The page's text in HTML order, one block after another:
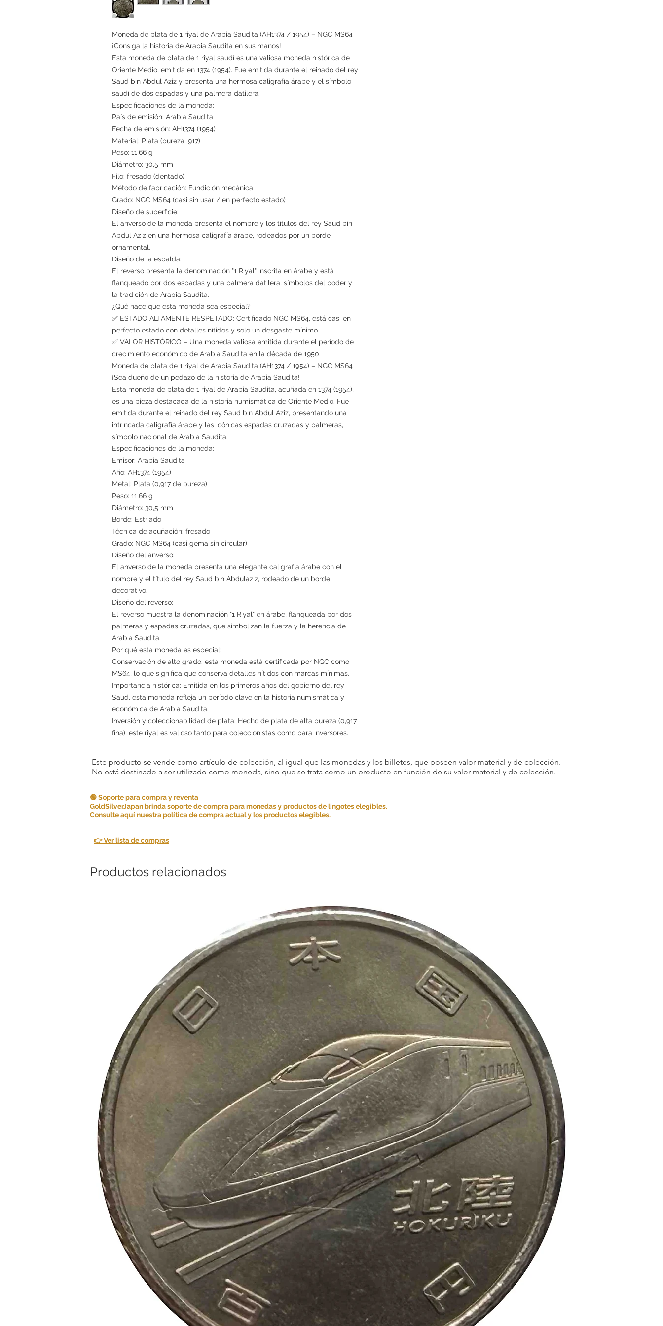
Moneda de plata de 1 riyal de Arabia Saudita (AH1374 / 1954) – NGC MS64
¡Consiga la historia de Arabia Saudita en sus manos!
Esta moneda de plata de 1 riyal saudí es una valiosa moneda histórica de
Oriente Medio, emitida en 1374 (1954). Fue emitida durante el reinado del rey
Saud bin Abdul Aziz y presenta una hermosa caligrafía árabe y el símbolo
saudí de dos espadas y una palmera datilera.
Especificaciones de la moneda:
País de emisión: Arabia Saudita
Fecha de emisión: AH1374 (1954)
Material: Plata (pureza .917)
Peso: 11,66 g
Diámetro: 30,5 mm
Filo: fresado (dentado)
Método de fabricación: Fundición mecánica
Grado: NGC MS64 (casi sin usar / en perfecto estado)
Diseño de superficie:
El anverso de la moneda presenta el nombre y los títulos del rey Saud bin
Abdul Aziz en una hermosa caligrafía árabe, rodeados por un borde
ornamental.
Diseño de la espalda:
El reverso presenta la denominación "1 Riyal" inscrita en árabe y está
flanqueado por dos espadas y una palmera datilera, símbolos del poder y
la tradición de Arabia Saudita.
¿Qué hace que esta moneda sea especial?
✅ ESTADO ALTAMENTE RESPETADO: Certificado NGC MS64, está casi en
perfecto estado con detalles nítidos y solo un desgaste mínimo.
✅ VALOR HISTÓRICO – Una moneda valiosa emitida durante el período de
crecimiento económico de Arabia Saudita en la década de 1950.
Moneda de plata de 1 riyal de Arabia Saudita (AH1374 / 1954) – NGC MS64
¡Sea dueño de un pedazo de la historia de Arabia Saudita!
Esta moneda de plata de 1 riyal de Arabia Saudita, acuñada en 1374 (1954),
es una pieza destacada de la historia numismática de Oriente Medio. Fue
emitida durante el reinado del rey Saud bin Abdul Aziz, presentando una
intrincada caligrafía árabe y las icónicas espadas cruzadas y palmeras,
símbolo nacional de Arabia Saudita.
Especificaciones de la moneda:
Emisor: Arabia Saudita
Año: AH1374 (1954)
Metal: Plata (0,917 de pureza)
Peso: 11,66 g
Diámetro: 30,5 mm
Borde: Estriado
Técnica de acuñación: fresado
Grado: NGC MS64 (casi gema sin circular)
Diseño del anverso:
El anverso de la moneda presenta una elegante caligrafía árabe con el
nombre y el título del rey Saud bin Abdulaziz, rodeado de un borde
decorativo.
Diseño del reverso:
El reverso muestra la denominación "1 Riyal" en árabe, flanqueada por dos
palmeras y espadas cruzadas, que simbolizan la fuerza y la herencia de
Arabia Saudita.
Por qué esta moneda es especial:
Conservación de alto grado: esta moneda está certificada por NGC como
MS64, lo que significa que conserva detalles nítidos con marcas mínimas.
Importancia histórica: Emitida en los primeros años del gobierno del rey
Saud, esta moneda refleja un período clave en la historia numismática y
económica de Arabia Saudita.
Inversión y coleccionabilidad de plata: Hecho de plata de alta pureza (0,917
fina), este riyal es valioso tanto para coleccionistas como para inversores.
Este producto se vende como artículo de colección, al igual que las monedas y los billetes, que poseen valor material y de colección.
No está destinado a ser utilizado como moneda, sino que se trata como un producto en función de su valor material y de colección.
🟢 Soporte para compra y reventa
GoldSilverJapan brinda soporte de compra para monedas y productos de lingotes elegibles.
Consulte aquí nuestra política de compra actual y los productos elegibles.
👉 Ver lista de compras
Productos relacionados